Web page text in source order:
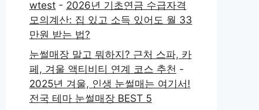
wtest - 2026년 기초연금 수급자격
모의계산: 집 있고 소득 있어도 월 33
만원 받는 법?
눈썰매장 말고 뭐하지? 근처 스파, 카
페, 겨울 액티비티 연계 코스 추천 -
2025년 겨울, 인생 눈썰매는 여기서!
전국 테마 눈썰매장 BEST 5